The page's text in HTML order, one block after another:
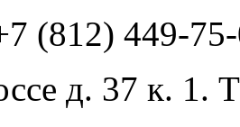
(812) 449-
д. 37 к. 1.